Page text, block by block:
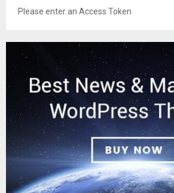
Please enter an Access Token